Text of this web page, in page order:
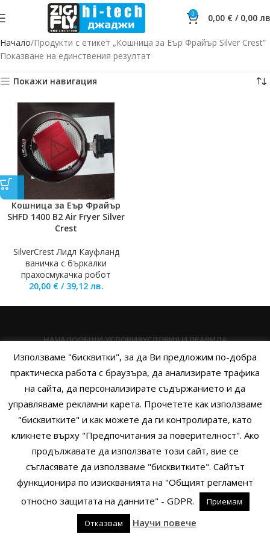
0 0,00 € / 0,00
Начало Продукти с етикет „Кошница за Еър Фрайър Silver Crest“
Показване на единствения резултат
Покажи навигация
Кошница за Еър Фрайър
SHFD 1400 B2 Air Fryer Silver
Crest
SilverCrest Лидл Кауфланд
ваничка с бъркалки
прахосмукачка робот
20,00 € / 39,12 лв.
НАЧАЛООБЩИ УСЛОВИЯУСЛОВИЯ И ПРАВИЛА
ПОЛИТИКА НА БИСКВИТКИТЕПОЛИТИКА ЗА ПОВЕРИТЕЛНОСТ
НАЧИНИ НА ПЛАЩАНЕИЗПРАТЕТЕ ЗАПИТВАНЕ
Copyright © 2014 - 2024 Zigifly.com — Developed byWe Work With
You
Използваме "бисквитки", за да Ви предложим по-добра
практическа работа с браузъра, да анализирате трафика
на сайта, да персонализирате съдържанието и да
управляваме рекламни карета. Прочетете как използваме
"бисквитките" и как можете да ги контролирате, като
кликнете върху "Предпочитания за поверителност". Ако
продължавате да използвате този сайт, вие се
съгласявате да използваме "бисквитките". Сайтът
функционира по изискванията на "Общият регламент
относно защитата на данните" - GDPR.
Приемам
Отказвам
Научи повече